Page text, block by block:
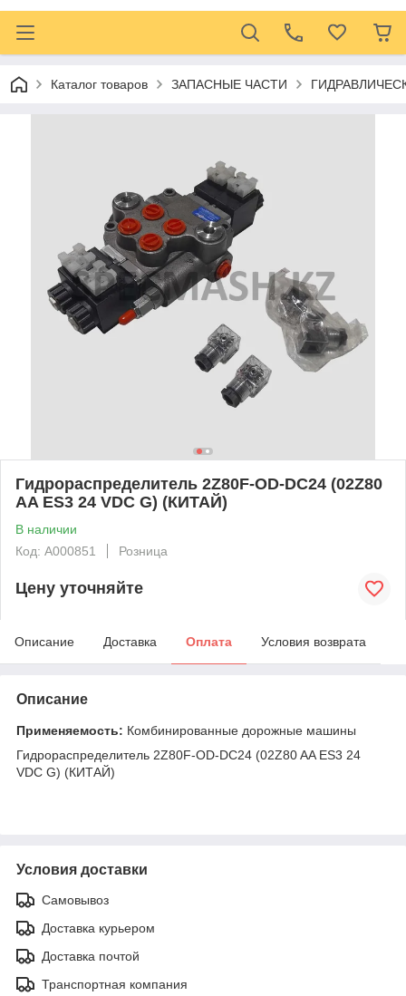
Каталог товаров ЗАПАСНЫЕ ЧАСТИ
Гидрораспределитель 2Z80F-OD-DC24 (02Z80
AA ES3 24 VDC G) (КИТАЙ)
В наличии
Код: А000851
Розница
Цену уточняйте
Описание Доставка Оплата Условия возврата
Описание
Применяемость: Комбинированные дорожные машины
Гидрораспределитель 2Z80F-OD-DC24 (02Z80 AA ES3 24
VDC G) (КИТАЙ)
Условия доставки
Самовывоз
Доставка курьером
Доставка почтой
Транспортная компания